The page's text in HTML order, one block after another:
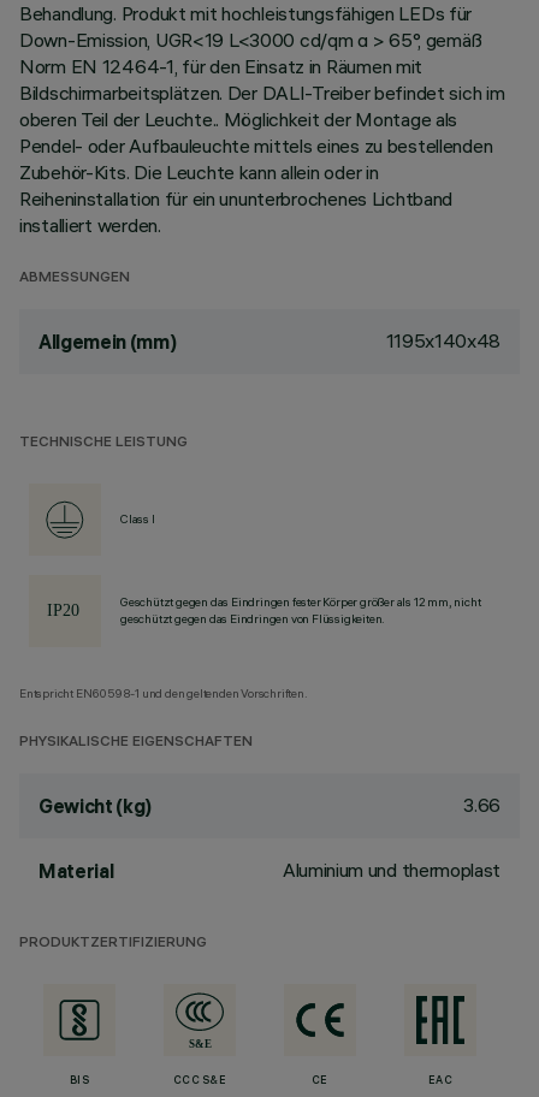
Behandlung. Produkt mit hochleistungsfähigen LEDs für
Down-Emission, UGR<19 L<3000 cd/qm α > 65°, gemäß
Norm EN 12464-1, für den Einsatz in Räumen mit
Bildschirmarbeitsplätzen. Der DALI-Treiber befindet sich im
oberen Teil der Leuchte.. Möglichkeit der Montage als
Pendel- oder Aufbauleuchte mittels eines zu bestellenden
Zubehör-Kits. Die Leuchte kann allein oder in
Reiheninstallation für ein ununterbrochenes Lichtband
installiert werden.
ABMESSUNGEN
Allgemein (mm) 1195x140x48
TECHNISCHE LEISTUNG
Class I
Geschützt gegen das Eindringen fester Körper größer als 12 mm, nicht
geschützt gegen das Eindringen von Flüssigkeiten.
Entspricht EN60598-1 und den geltenden Vorschriften.
PHYSIKALISCHE EIGENSCHAFTEN
Gewicht (kg) 3.66
Material Aluminium und thermoplast
PRODUKTZERTIFIZIERUNG
BIS CCC S&E CE EAC